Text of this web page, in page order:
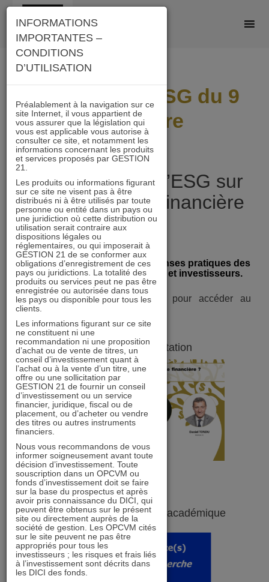
Skip
content
Table ronde ESG du 9
novembre
Quel impact de l’ESG sur
la performance financière
?
Réponses académiques et réponses pratiques des
émetteurs, sociétés de gestion et investisseurs.
Veuillez cliquer sur une image pour accéder au
Support de présentation
Un point sur la recherche académique
INFORMATIONS
IMPORTANTES –
CONDITIONS
D’UTILISATION
Préalablement à la navigation sur ce
site Internet, il vous appartient de
vous assurer que la législation qui
vous est applicable vous autorise à
consulter ce site, et notamment les
informations concernant les produits
et services proposés par GESTION
21.
Les produits ou informations figurant
sur ce site ne visent pas à être
distribués ni à être utilisés par toute
personne ou entité dans un pays ou
une juridiction où cette distribution ou
utilisation serait contraire aux
dispositions légales ou
réglementaires, ou qui imposerait à
GESTION 21 de se conformer aux
obligations d’enregistrement de ces
pays ou juridictions. La totalité des
produits ou services peut ne pas être
enregistrée ou autorisée dans tous
les pays ou disponible pour tous les
clients.
Les informations figurant sur ce site
ne constituent ni une
recommandation ni une proposition
d’achat ou de vente de titres, un
conseil d’investissement quant à
l’achat ou à la vente d’un titre, une
offre ou une sollicitation par
GESTION 21 de fournir un conseil
d’investissement ou un service
financier, juridique, fiscal ou de
placement, ou d’acheter ou vendre
des titres ou autres instruments
financiers.
Nous vous recommandons de vous
informer soigneusement avant toute
décision d’investissement. Toute
souscription dans un OPCVM ou
fonds d’investissement doit se faire
sur la base du prospectus et après
avoir pris connaissance du DICI, qui
peuvent être obtenus sur le présent
site ou directement auprès de la
société de gestion. Les OPCVM cités
sur le site peuvent ne pas être
appropriés pour tous les
investisseurs ; les risques et frais liés
à l’investissement sont décrits dans
les DICI des fonds.